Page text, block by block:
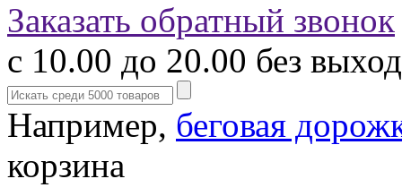
Заказать обратный звонок
с 10.00 до 20.00 без
Например, беговая
корзина